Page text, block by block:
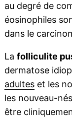
au degré de
éosinophiles
dans le
La folliculite
dermatose
adulteset les
les nouveau-
être